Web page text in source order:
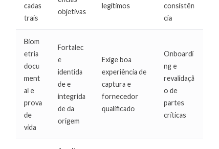
cadas
trais
objetivas
legítimos
consistên
cia
Biom
etria
docu
ment
al e
prova
de
vida
Fortalec
e
identida
de e
integrida
de da
origem
Exige boa
experiência de
captura e
fornecedor
qualificado
Onboardi
ng e
revalidaçã
o de
partes
críticas